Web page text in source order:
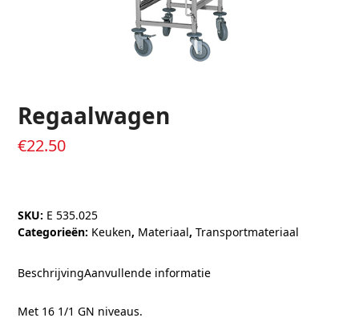
Regaalwagen
€22.50
SKU: E 535.025
Categorieën: Keuken, Materiaal,Transportmateriaal
BeschrijvingAanvullende informatie
Met 16 1/1 GN niveaus.